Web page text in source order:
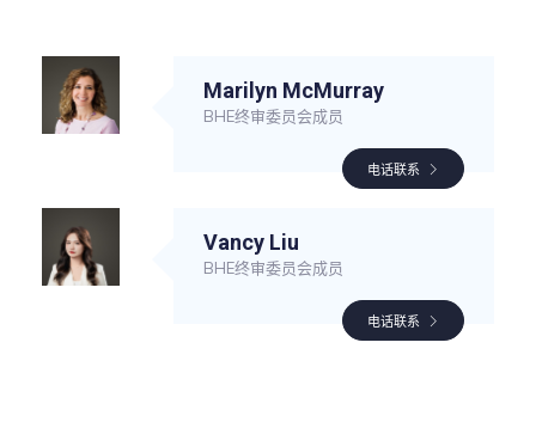
Marilyn McMurray
BHE终审委员会成员
电话联系
Vancy Liu
BHE终审委员会成员
电话联系